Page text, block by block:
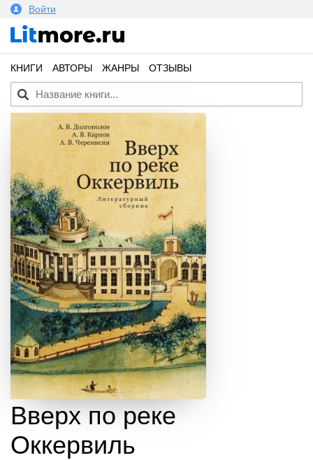
Войти
КНИГИ АВТОРЫ ЖАНРЫ ОТЗЫВЫ
Вверх по реке
Оккервиль